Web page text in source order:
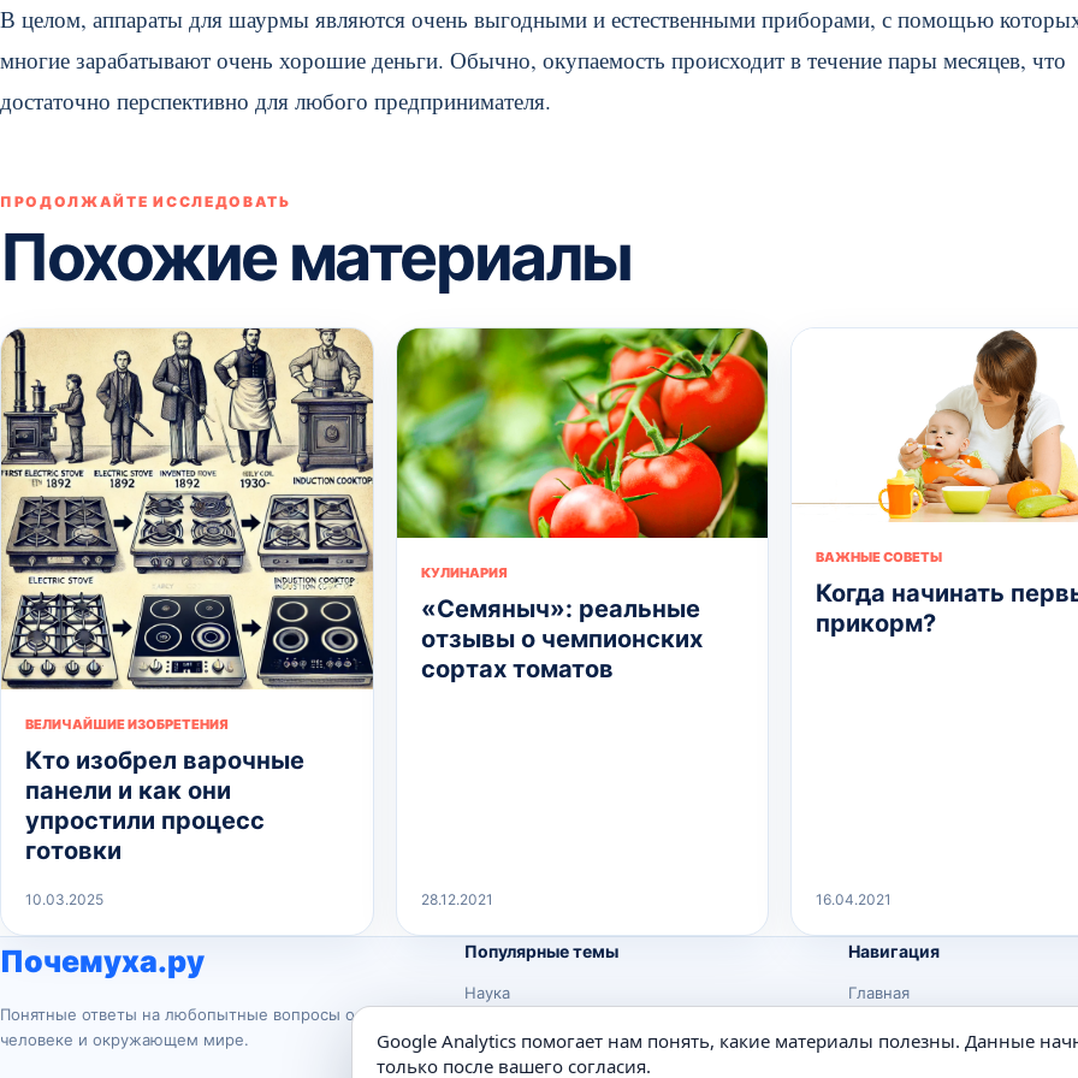
В целом, аппараты для шаурмы являются очень выгодными и естественными приборами, с помощью
многие зарабатывают очень хорошие деньги. Обычно, окупаемость происходит в течение пары месяцев, что
достаточно перспективно для любого предпринимателя.
ПРОДОЛЖАЙТЕ ИССЛЕДОВАТЬ
Похожие материалы
ВЕЛИЧАЙШИЕ ИЗОБРЕТЕНИЯ
Кто изобрел варочные
панели и как они
упростили процесс
готовки
10.03.2025
КУЛИНАРИЯ
«Семяныч»: реальные
отзывы о чемпионских
сортах томатов
28.12.2021
ВАЖНЫЕ СОВЕТЫ
Когда начинать
прикорм?
16.04.2021
Почемуха.ру
Понятные ответы на любопытные вопросы о
человеке и окружающем мире.
Популярные темы
Наука
Животные
Навигация
Главная
Google Analytics помогает нам понять, какие материалы полезны. Данные
только после вашего согласия.